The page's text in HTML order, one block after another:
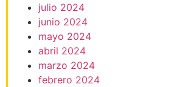
julio 2024
junio 2024
mayo 2024
abril 2024
marzo 2024
febrero 2024